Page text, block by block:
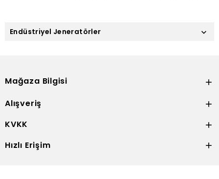
Endüstriyel Jeneratörler 
Mağaza Bilgisi 
Alışveriş 
KVKK 
Hızlı Erişim 